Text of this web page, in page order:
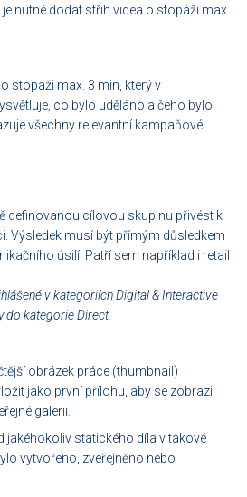
nutné dodat střih videa o stopáži max.
stopáži max. 3 min, který v
co bylo uděláno a čeho bylo
všechny relevantní kampaňové
definovanou cílovou skupinu přivést k
Výsledek musí být přímým důsledkem
úsilí. Patří sem například i retail
v kategoriích Digital & Interactive
do kategorie Direct.
obrázek práce (thumbnail)
jako první přílohu, aby se zobrazil
galerii.
jakéhokoliv statického díla v takové
vytvořeno, zveřejněno nebo